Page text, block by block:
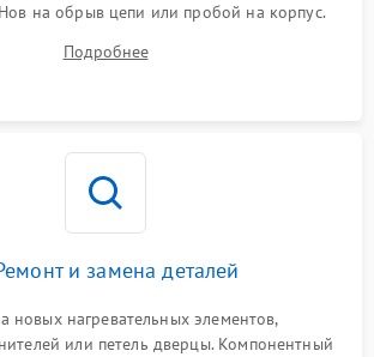
на обрыв цепи или пробой на корпус.
термостата, датчиков температуры,
режимов и мотора конвекции.
Подробнее
и замена деталей
новых нагревательных элементов,
или петель дверцы. Компонентный